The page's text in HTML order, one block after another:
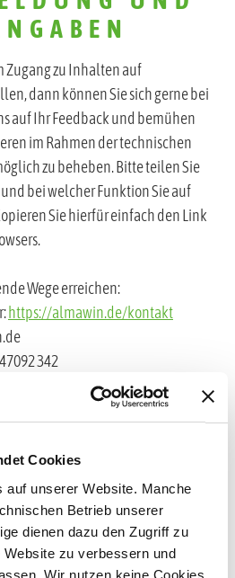
Cookies
auf unserer Website. Manche
Betrieb unserer
dienen dazu den Zugriff zu
zu verbessern und
Wir nutzen keine Cookies
Zugang zu Inhalten auf
dann können Sie sich gerne bei
auf Ihr Feedback und bemühen
im Rahmen der technischen
zu beheben. Bitte teilen Sie
bei welcher Funktion Sie auf
Sie hierfür einfach den Link
Wege erreichen:
https://almawin.de/kontakt
342
Barrieren melden, AlmaWin
Talstraße 2, 73650 Winterbach
dass diese Webseite